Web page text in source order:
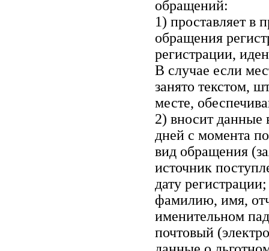
обращений:
1) проставляет в
обращения
регистрации,
В случае если
занято текстом,
месте,
2) вносит данные
дней с момента
вид обращения
источник
дату регистрации;
фамилию, имя,
именительном
почтовый